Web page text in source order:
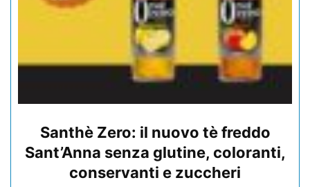
Santhè Zero: il nuovo tè freddo
Sant’Anna senza glutine, coloranti,
conservanti e zuccheri